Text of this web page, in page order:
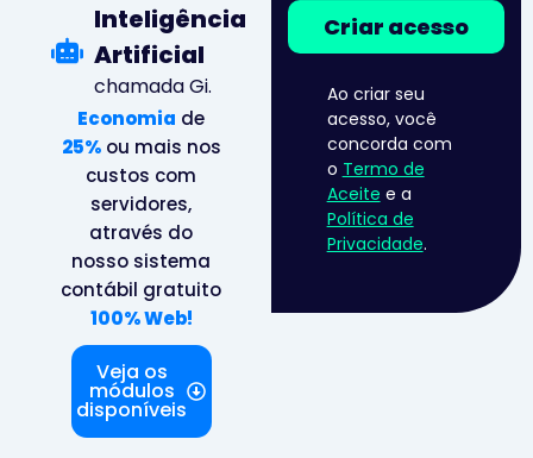
Inteligência
Artificial
chamada Gi.
Economia de
25%ou mais nos
custos com
servidores,
através do
nosso sistema
contábil gratuito
100% Web!
Veja os
módulos
disponíveis
Criar acesso
Ao criar seu
acesso, você
concorda com
o Termo de
Aceite e a
Política de
Privacidade.